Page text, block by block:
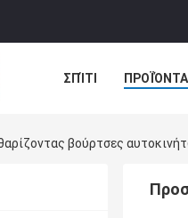
ΣΠΊΤΙ ΠΡΟΪΌΝΤΑ
βούρτσες